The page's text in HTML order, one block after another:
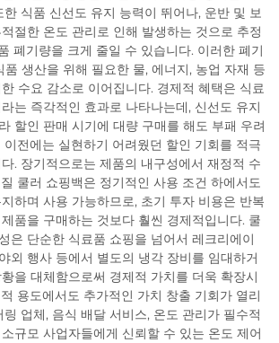
식품 신선도 유지 능력이 뛰어나, 운반 및 보
절한 온도 관리로 인해 발생하는 것으로 추정
폐기량을 크게 줄일 수 있습니다. 이러한 폐기
품 생산을 위해 필요한 물, 에너지, 농업 자재 등
수요 감소로 이어집니다. 경제적 혜택은 식료
는 즉각적인 효과로 나타나는데, 신선도 유지
할인 판매 시기에 대량 구매를 해도 부패 우려
이전에는 실현하기 어려웠던 할인 기회를 적극
. 장기적으로는 제품의 내구성에서 재정적 수
쿨러 쇼핑백은 정기적인 사용 조건 하에서도
하며 사용 가능하므로, 초기 투자 비용은 반복
품을 구매하는 것보다 훨씬 경제적입니다. 쿨
은 단순한 식료품 쇼핑을 넘어서 레크리에이
외 행사 등에서 별도의 냉각 장비를 임대하거
을 대체함으로써 경제적 가치를 더욱 확장시
용도에서도 추가적인 가치 창출 기회가 열리
업체, 음식 배달 서비스, 온도 관리가 필수적
규모 사업자들에게 신뢰할 수 있는 온도 제어